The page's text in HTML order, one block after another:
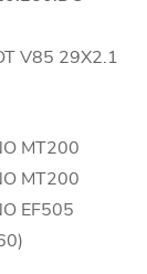
V85 29X2.1
MT200
MT200
EF505